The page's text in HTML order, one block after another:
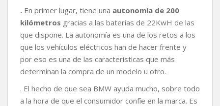
. En primer lugar, tiene una autonomía de 200
kilómetros gracias a las baterías de 22KwH de las
que dispone. La autonomía es una de los retos a los
que los vehículos eléctricos han de hacer frente y
por eso es una de las características que más
determinan la compra de un modelo u otro.
. El hecho de que sea BMW ayuda mucho, sobre todo
a la hora de que el consumidor confíe en la marca. Es